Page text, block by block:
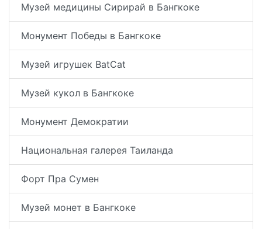
Музей медицины Сирирай в Бангкоке
Монумент Победы в Бангкоке
Музей игрушек BatCat
Музей кукол в Бангкоке
Монумент Демократии
Национальная галерея Таиланда
Форт Пра Сумен
Музей монет в Бангкоке